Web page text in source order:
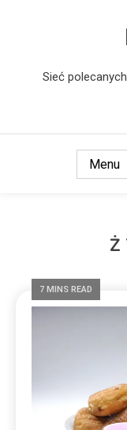
Sieć
Menu
7 MINS READ